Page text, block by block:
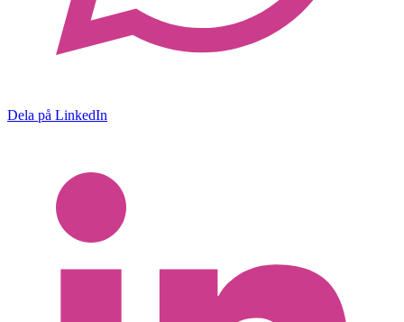
Dela på LinkedIn